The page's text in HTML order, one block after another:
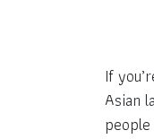
If
Asian